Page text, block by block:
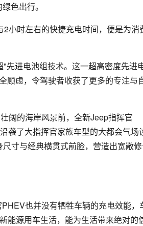
色出行。
小时左右的快捷充电时间，便是为消
先进电池组技术。这一超高密度先进
顾虑，令驾驶者收获了更多的专注与
阔的海岸风景前，全新Jeep指挥官
袭了大指挥官家族车型的大都会气场
寸与经典横贯式前脸，营造出宽敞
也并没有牺牲车辆的充电效能，
能源用车生活，能为生活带来绝对的